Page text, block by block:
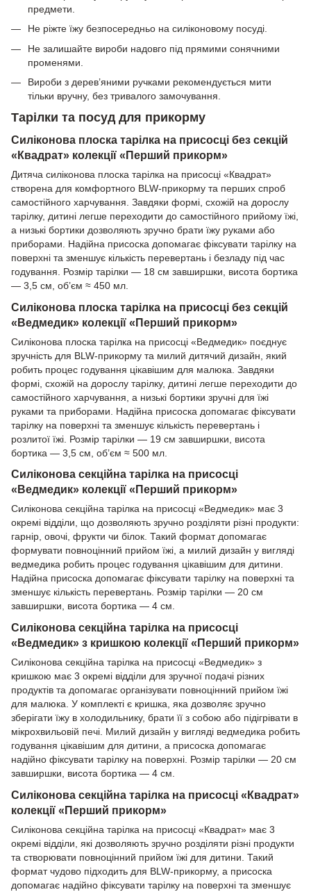
предмети.
Не ріжте їжу безпосередньо на силіконовому посуді.
Не залишайте вироби надовго під прямими сонячними
променями.
Вироби з дерев’яними ручками рекомендується мити
тільки вручну, без тривалого замочування.
Тарілки та посуд для прикорму
Силіконова плоска тарілка на присосці без секцій
«Квадрат» колекції «Перший прикорм»
Дитяча силіконова плоска тарілка на присосці «Квадрат»
створена для комфортного BLW-прикорму та перших спроб
самостійного харчування. Завдяки формі, схожій на дорослу
тарілку, дитині легше переходити до самостійного прийому їжі,
а низькі бортики дозволяють зручно брати їжу руками або
приборами. Надійна присоска допомагає фіксувати тарілку на
поверхні та зменшує кількість перевертань і безладу під час
годування. Розмір тарілки — 18 см завширшки, висота бортика
— 3,5 см, об’єм ≈ 450 мл.
Силіконова плоска тарілка на присосці без секцій
«Ведмедик» колекції «Перший прикорм»
Силіконова плоска тарілка на присосці «Ведмедик» поєднує
зручність для BLW-прикорму та милий дитячий дизайн, який
робить процес годування цікавішим для малюка. Завдяки
формі, схожій на дорослу тарілку, дитині легше переходити до
самостійного харчування, а низькі бортики зручні для їжі
руками та приборами. Надійна присоска допомагає фіксувати
тарілку на поверхні та зменшує кількість перевертань і
розлитої їжі. Розмір тарілки — 19 см завширшки, висота
бортика — 3,5 см, об’єм ≈ 500 мл.
Силіконова секційна тарілка на присосці
«Ведмедик» колекції «Перший прикорм»
Силіконова секційна тарілка на присосці «Ведмедик» має 3
окремі відділи, що дозволяють зручно розділяти різні продукти:
гарнір, овочі, фрукти чи білок. Такий формат допомагає
формувати повноцінний прийом їжі, а милий дизайн у вигляді
ведмедика робить процес годування цікавішим для дитини.
Надійна присоска допомагає фіксувати тарілку на поверхні та
зменшує кількість перевертань. Розмір тарілки — 20 см
завширшки, висота бортика — 4 см.
Силіконова секційна тарілка на присосці
«Ведмедик» з кришкою колекції «Перший прикорм»
Силіконова секційна тарілка на присосці «Ведмедик» з
кришкою має 3 окремі відділи для зручної подачі різних
продуктів та допомагає організувати повноцінний прийом їжі
для малюка. У комплекті є кришка, яка дозволяє зручно
зберігати їжу в холодильнику, брати її з собою або підігрівати в
мікрохвильовій печі. Милий дизайн у вигляді ведмедика робить
годування цікавішим для дитини, а присоска допомагає
надійно фіксувати тарілку на поверхні. Розмір тарілки — 20 см
завширшки, висота бортика — 4 см.
Силіконова секційна тарілка на присосці «Квадрат»
колекції «Перший прикорм»
Силіконова секційна тарілка на присосці «Квадрат» має 3
окремі відділи, які дозволяють зручно розділяти різні продукти
та створювати повноцінний прийом їжі для дитини. Такий
формат чудово підходить для BLW-прикорму, а присоска
допомагає надійно фіксувати тарілку на поверхні та зменшує